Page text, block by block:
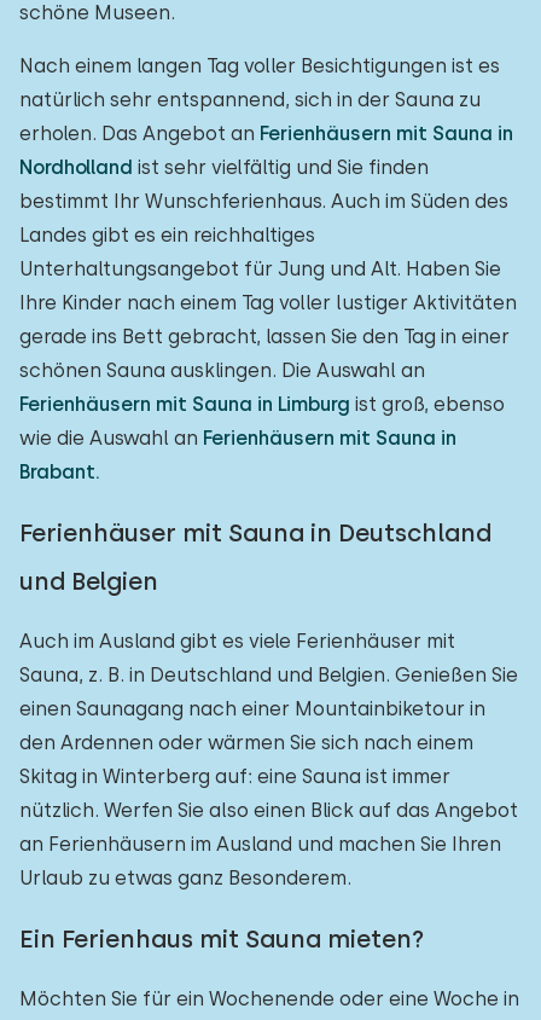
schöne Museen.
Nach einem langen Tag voller Besichtigungen ist es
natürlich sehr entspannend, sich in der Sauna zu
erholen. Das Angebot an Ferienhäusern mit Sauna in
Nordholland ist sehr vielfältig und Sie finden
bestimmt Ihr Wunschferienhaus. Auch im Süden des
Landes gibt es ein reichhaltiges
Unterhaltungsangebot für Jung und Alt. Haben Sie
Ihre Kinder nach einem Tag voller lustiger Aktivitäten
gerade ins Bett gebracht, lassen Sie den Tag in einer
schönen Sauna ausklingen. Die Auswahl an
Ferienhäusern mit Sauna in Limburg ist groß, ebenso
wie die Auswahl an Ferienhäusern mit Sauna in
Brabant.
Ferienhäuser mit Sauna in Deutschland
und Belgien
Auch im Ausland gibt es viele Ferienhäuser mit
Sauna, z. B. in Deutschland und Belgien. Genießen Sie
einen Saunagang nach einer Mountainbiketour in
den Ardennen oder wärmen Sie sich nach einem
Skitag in Winterberg auf: eine Sauna ist immer
nützlich. Werfen Sie also einen Blick auf das Angebot
an Ferienhäusern im Ausland und machen Sie Ihren
Urlaub zu etwas ganz Besonderem.
Ein Ferienhaus mit Sauna mieten?
Möchten Sie für ein Wochenende oder eine Woche in